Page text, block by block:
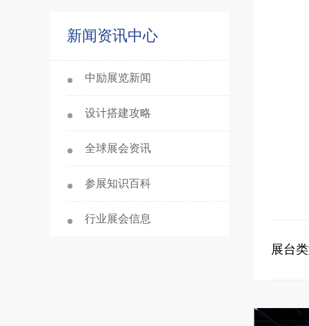
新闻资讯中心
中励展览新闻
设计搭建攻略
全球展会资讯
参展知识百科
行业展会信息
展台